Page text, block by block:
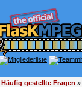
Häufig gestellte Fragen